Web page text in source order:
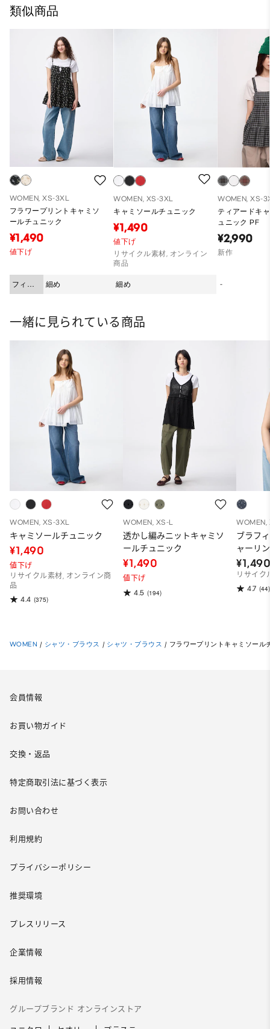
類似商品
WOMEN, XS-3XL
フラワープリントキャミソ
ールチュニック
¥1,490
値下げ
フィッ
ト
細め
WOMEN, XS-3XL
キャミソールチュニック
¥1,490
値下げ
リサイクル素材, オンライン
商品
細め
WOMEN, XS-
ティアードキ
ュニック PF
¥2,990
新作
-
一緒に見られている商品
WOMEN, XS-3XL
キャミソールチュニック
¥1,490
値下げ
リサイクル素材, オンライン商
品
4.4 (375)
WOMEN, XS-L
透かし編みニットキャミソ
ールチュニック
¥1,490
値下げ
4.5 (194)
WOMEN,
ブラフ
ャーリ
ー)
リサイク
4.7 (44)
WOMEN / シャツ・ブラウス / シャツ・ブラウス / フラワープリントキャミソール
会員情報
お買い物ガイド
交換・返品
特定商取引法に基づく表示
お問い合わせ
利用規約
プライバシーポリシー
推奨環境
プレスリリース
企業情報
採用情報
グループブランド オンラインストア